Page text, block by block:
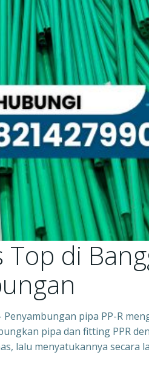
Top di
pipa PP-R
pipa dan fitting PPR
lalu menyatukannya secara